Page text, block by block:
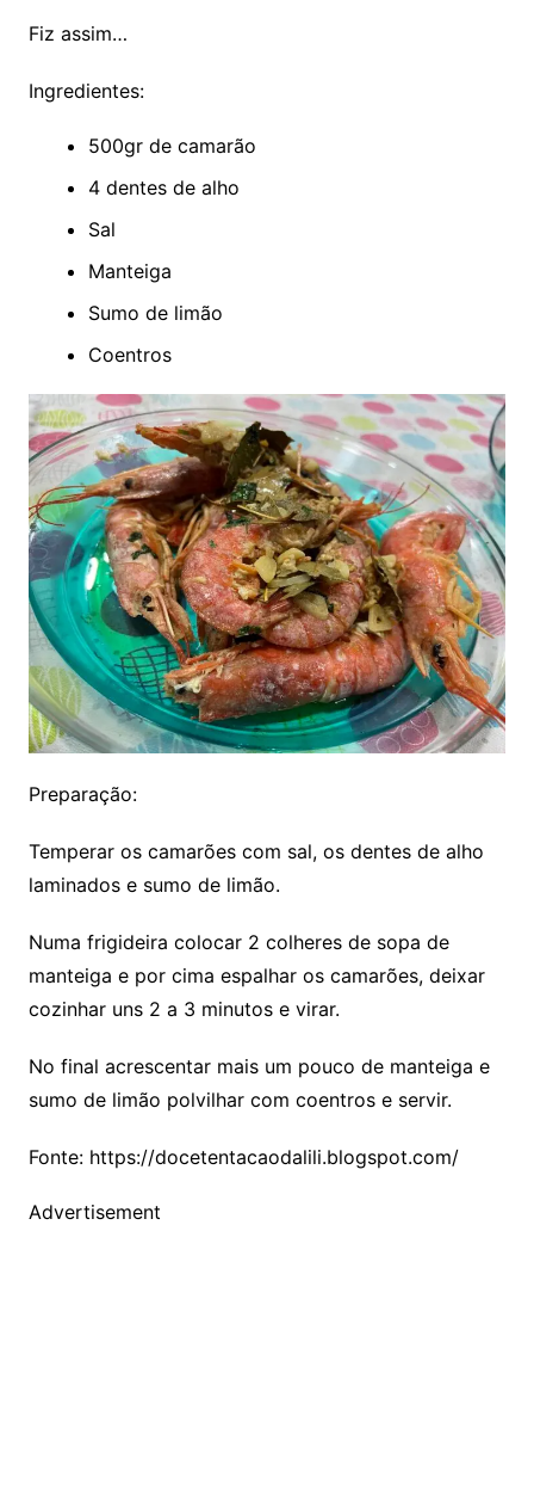
Fiz assim…
Ingredientes:
500gr de camarão
4 dentes de alho
Sal
Manteiga
Sumo de limão
Coentros
Preparação:
Temperar os camarões com sal, os dentes de alho
laminados e sumo de limão.
Numa frigideira colocar 2 colheres de sopa de
manteiga e por cima espalhar os camarões, deixar
cozinhar uns 2 a 3 minutos e virar.
No final acrescentar mais um pouco de manteiga e
sumo de limão polvilhar com coentros e servir.
Fonte: https://docetentacaodalili.blogspot.com/
Advertisement